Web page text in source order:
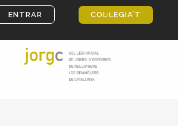
ENTRAR COL·LEGIA’T